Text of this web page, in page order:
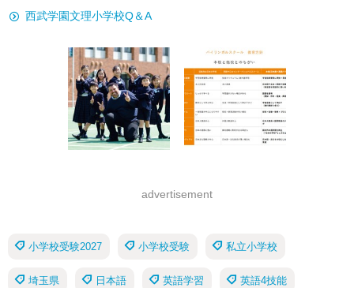
西武学園文理小学校Q＆A
advertisement
小学校受験2027 小学校受験 私立小学校
埼玉県 日本語 英語学習 英語4技能